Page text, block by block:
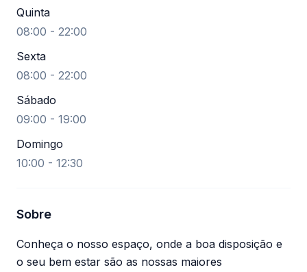
Quinta
08:00 - 22:00
Sexta
08:00 - 22:00
Sábado
09:00 - 19:00
Domingo
10:00 - 12:30
Sobre
Conheça o nosso espaço, onde a boa disposição e
o seu bem estar são as nossas maiores